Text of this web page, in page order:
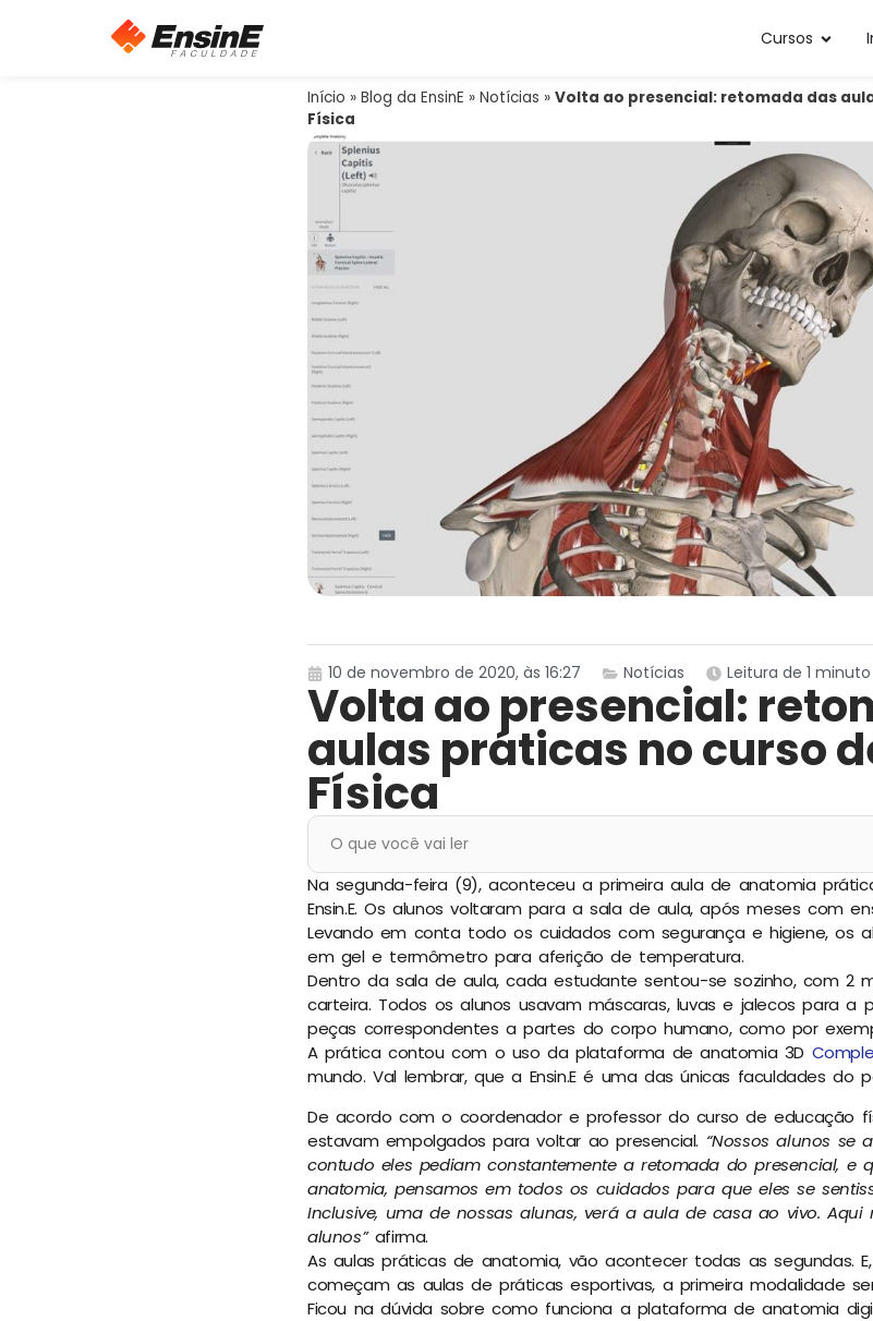
Cursos
Início » Blog da EnsinE » Notícias » Volta ao presencial: retomada das
Física
10 de novembro de 2020, às 16:27 Notícias Leitura de 1 minuto
Volta ao presencial:
aulas práticas no curso
Física
O que você vai ler
Na segunda-feira (9), aconteceu a primeira aula de anatomia
Ensin.E. Os alunos voltaram para a sala de aula, após meses com
Levando em conta todo os cuidados com segurança e higiene, os
em gel e termômetro para aferição de temperatura.
Dentro da sala de aula, cada estudante sentou-se sozinho, com 2
carteira. Todos os alunos usavam máscaras, luvas e jalecos para a
peças correspondentes a partes do corpo humano, como por
A prática contou com o uso da plataforma de anatomia 3D
mundo. Val lembrar, que a Ensin.E é uma das únicas faculdades do
De acordo com o coordenador e professor do curso de educação
estavam empolgados para voltar ao presencial. “Nossos alunos se
contudo eles pediam constantemente a retomada do presencial, e
anatomia, pensamos em todos os cuidados para que eles se
Inclusive, uma de nossas alunas, verá a aula de casa ao vivo.
alunos” afirma.
As aulas práticas de anatomia, vão acontecer todas as segundas.
começam as aulas de práticas esportivas, a primeira modalidade
Ficou na dúvida sobre como funciona a plataforma de anatomia